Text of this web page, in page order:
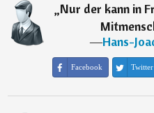
„Nur der kann in
―Hans-
Facebook Twitter